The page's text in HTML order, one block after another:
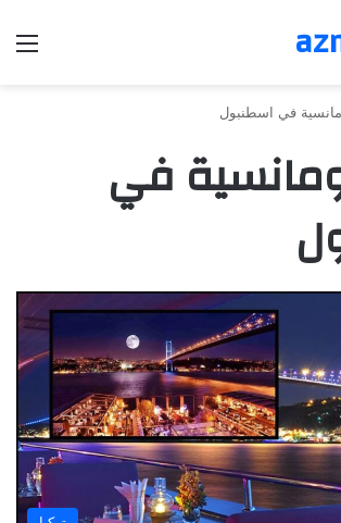
في اسطنبول
في